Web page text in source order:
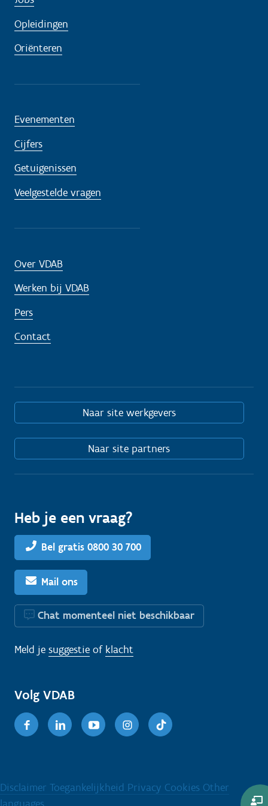
Opleidingen
Oriënteren
Evenementen
Cijfers
Getuigenissen
Veelgestelde vragen
Over VDAB
Werken bij VDAB
Pers
Contact
Naar site werkgevers
Naar site partners
Heb je een vraag?
Bel gratis 0800 30 700
Mail ons
Chat momenteel niet beschikbaar
Meld je suggestie of klacht
Volg VDAB
FacebookLinkedinYoutubeInstagram
Disclaimer Toegankelijkheid Privacy Cookies Other